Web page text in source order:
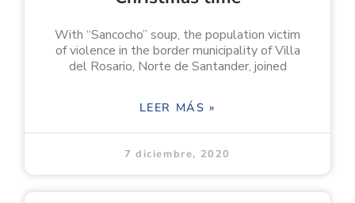
With “Sancocho” soup, the population victim
of violence in the border municipality of Villa
del Rosario, Norte de Santander, joined
LEER MÁS »
7 diciembre, 2020